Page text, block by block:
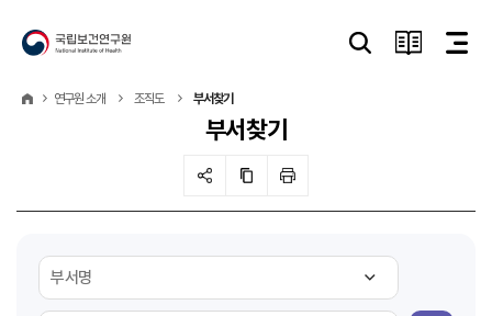
연구원 소개 조직도 부서찾기
부서찾기